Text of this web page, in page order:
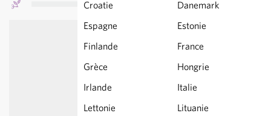
Croatie
Danemark
Espagne
Estonie
Finlande
France
Grèce
Hongrie
Irlande
Italie
Lettonie
Lituanie